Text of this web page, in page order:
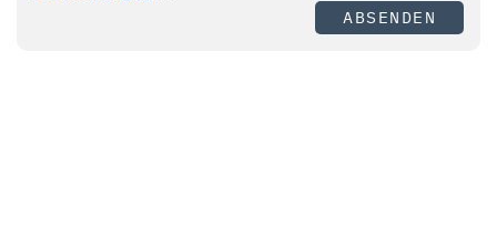
ABSENDEN